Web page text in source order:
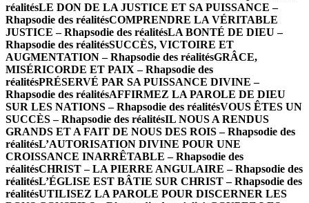
réalitésLE DON DE LA JUSTICE ET SA PUISSANCE –
Rhapsodie des réalitésCOMPRENDRE LA VÉRITABLE
JUSTICE – Rhapsodie des réalitésLA BONTÉ DE DIEU –
Rhapsodie des réalitésSUCCÈS, VICTOIRE ET
AUGMENTATION – Rhapsodie des réalitésGRÂCE,
MISÉRICORDE ET PAIX – Rhapsodie des
réalitésPRÉSERVÉ PAR SA PUISSANCE DIVINE –
Rhapsodie des réalitésAFFIRMEZ LA PAROLE DE DIEU
SUR LES NATIONS – Rhapsodie des réalitésVOUS ÊTES UN
SUCCÈS – Rhapsodie des réalitésIL NOUS A RENDUS
GRANDS ET A FAIT DE NOUS DES ROIS – Rhapsodie des
réalitésL’AUTORISATION DIVINE POUR UNE
CROISSANCE INARRÊTABLE – Rhapsodie des
réalitésCHRIST – LA PIERRE ANGULAIRE – Rhapsodie des
réalitésL’ÉGLISE EST BÂTIE SUR CHRIST – Rhapsodie des
réalitésUTILISEZ LA PAROLE POUR DISCERNER LES